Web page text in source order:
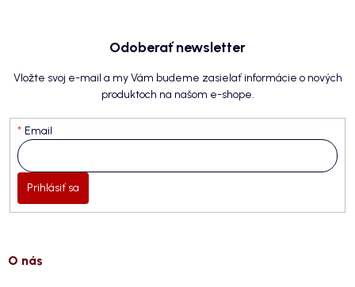
Odoberať newsletter
Vložte svoj e-mail a my Vám budeme zasielať informácie o nových
produktoch na našom e-shope.
Email
Prihlásiť sa
O nás